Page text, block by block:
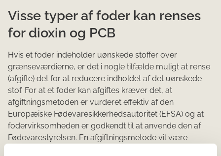
Visse typer af foder kan renses
for dioxin og PCB
Hvis et foder indeholder uønskede stoffer over
grænseværdierne, er det i nogle tilfælde muligt at rense
(afgifte) det for at reducere indholdet af det uønskede
stof. For at et foder kan afgiftes kræver det, at
afgiftningsmetoden er vurderet effektiv af den
Europæiske Fødevaresikkerhedsautoritet (EFSA) og at
fodervirksomheden er godkendt til at anvende den af
Fødevarestyrelsen. En afgiftningsmetode vil være